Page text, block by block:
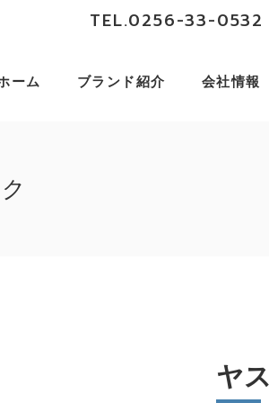
TEL.0256-33-0532
ーム ブランド紹介 会社情報
ヤ